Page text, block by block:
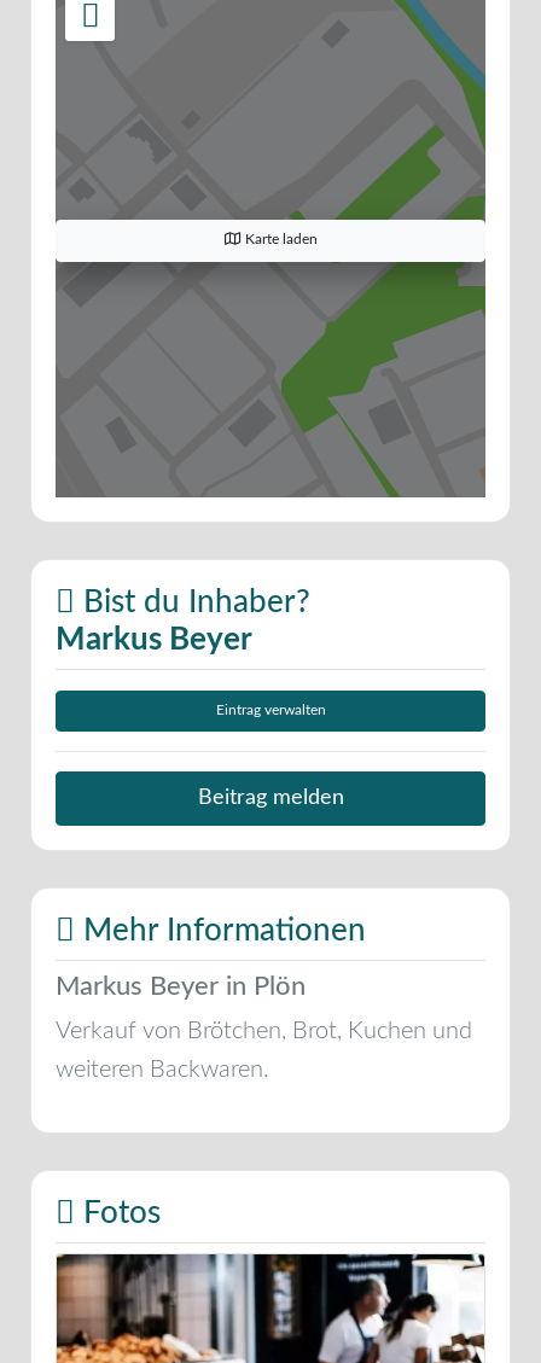
Karte laden
Bist du Inhaber?
Markus Beyer
Eintrag verwalten
Beitrag melden
Mehr Informationen
Markus Beyer in Plön
Verkauf von Brötchen, Brot, Kuchen und
weiteren Backwaren.
Fotos